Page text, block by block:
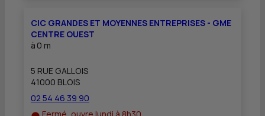
CIC GRANDES ET MOYENNES ENTREPRISES - GME
CENTRE OUEST
à 0 m
5 RUE GALLOIS
41000 BLOIS
02 54 46 39 90